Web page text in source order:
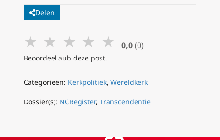
Delen
★ ★ ★ ★ ★ 0,0 (0)
Beoordeel aub deze post.
Categorieën: Kerkpolitiek, Wereldkerk
Dossier(s): NCRegister, Transcendentie